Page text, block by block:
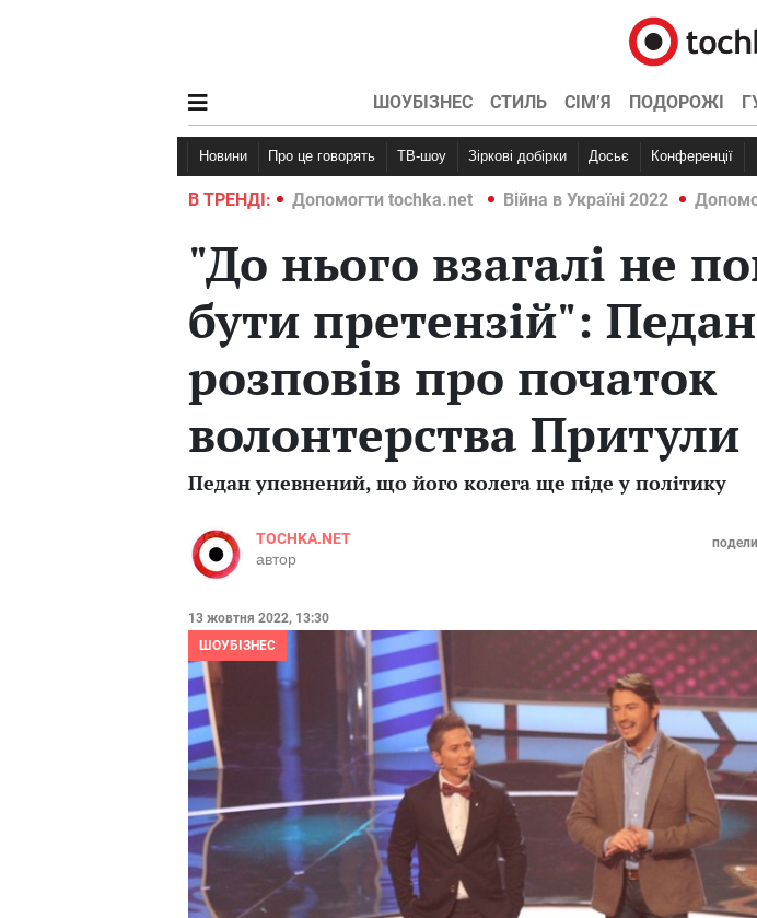
ШОУБІЗНЕС СТИЛЬ СІМ’Я ПОДОРОЖІ
Новини Про це говорять ТВ-шоу Зіркові добірки Досьє Конференції
В ТРЕНДІ:
Війна в Україні 2022 Допомогти tochka.net Війна в Україні 2022
"До нього взагалі не
бути претензій": Педан
розповів про початок
волонтерства Притули
Педан упевнений, що його колега ще піде у політику
TOCHKA.NET
автор
13 жовтня 2022, 13:30
ШОУБІЗНЕС